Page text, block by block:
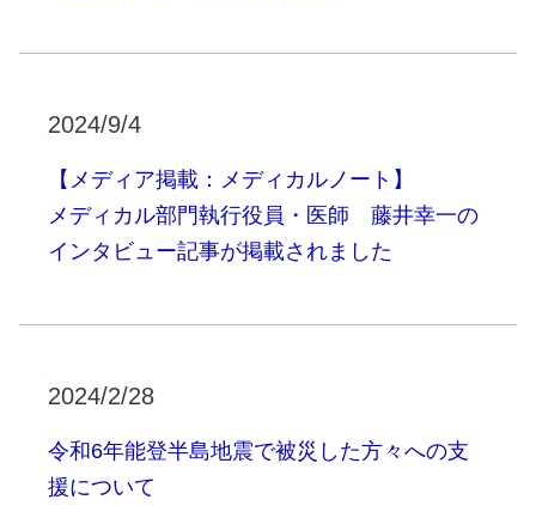
2024/9/4
【メディア掲載：メディカルノート】
メディカル部門執行役員・医師 藤井幸一の
インタビュー記事が掲載されました
2024/2/28
令和6年能登半島地震で被災した方々への支
援について